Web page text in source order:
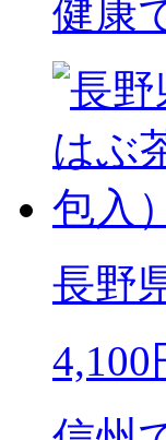
健康
長野
4,100